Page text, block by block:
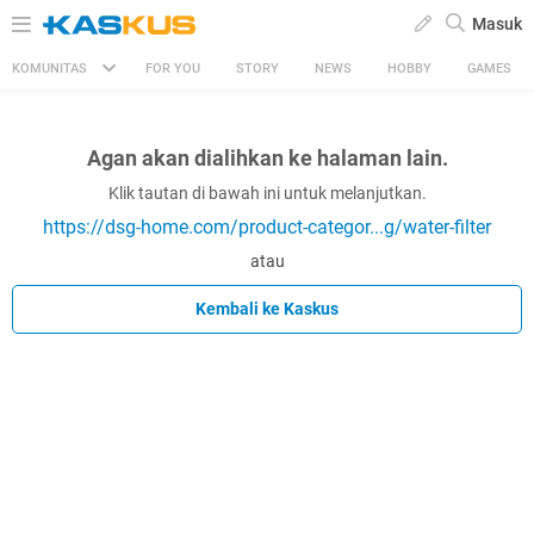
Masuk
KOMUNITAS FOR YOU STORY NEWS HOBBY GAMES
Agan akan dialihkan ke halaman lain.
Klik tautan di bawah ini untuk melanjutkan.
https://dsg-home.com/product-categor...g/water-filter
atau
Kembali ke Kaskus